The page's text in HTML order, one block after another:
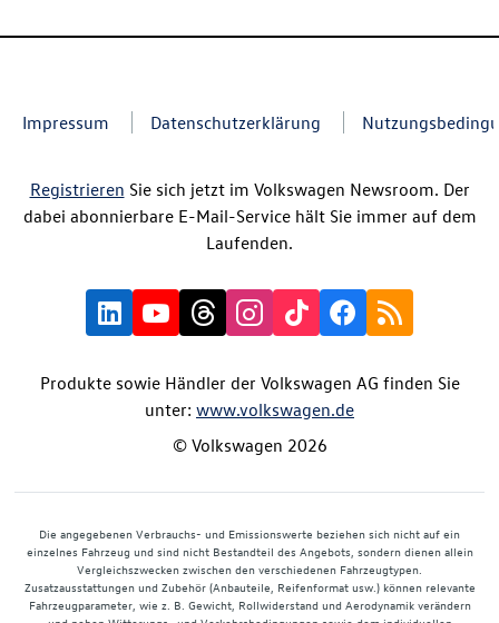
Impressum Datenschutzerklärung
Registrieren Sie sich jetzt im Volkswagen Newsroom. Der
dabei abonnierbare E-Mail-Service hält Sie immer auf dem
Laufenden.
Produkte sowie Händler der Volkswagen AG finden Sie
unter: www.volkswagen.de
© Volkswagen 2026
Die angegebenen Verbrauchs- und Emissionswerte beziehen sich nicht auf ein
einzelnes Fahrzeug und sind nicht Bestandteil des Angebots, sondern dienen allein
Vergleichszwecken zwischen den verschiedenen Fahrzeugtypen.
Zusatzausstattungen und Zubehör (Anbauteile, Reifenformat usw.) können relevante
Fahrzeugparameter, wie z. B. Gewicht, Rollwiderstand und Aerodynamik verändern